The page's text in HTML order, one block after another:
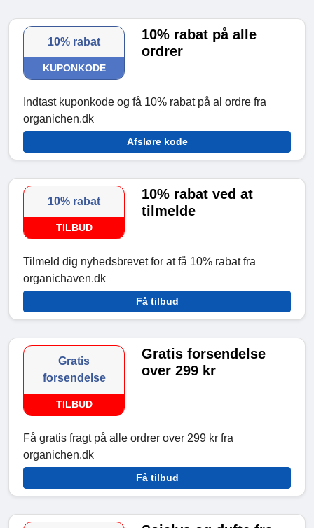
10% rabat
KUPONKODE
10% rabat på alle
ordrer
Indtast kuponkode og få 10% rabat på al ordre fra
organichen.dk
Afsløre kode
10% rabat
TILBUD
10% rabat ved at
tilmelde
Tilmeld dig nyhedsbrevet for at få 10% rabat fra
organichaven.dk
Få tilbud
Gratis
forsendelse
TILBUD
Gratis forsendelse
over 299 kr
Få gratis fragt på alle ordrer over 299 kr fra
organichen.dk
Få tilbud